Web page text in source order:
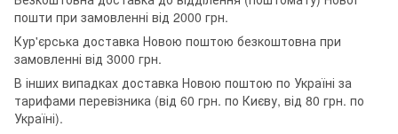
пошти при замовленні від 2000 грн.
Кур'єрська доставка Новою поштою безкоштовна при
замовленні від 3000 грн.
В інших випадках доставка Новою поштою по Україні за
тарифами перевізника (від 60 грн. по Києву, від 80 грн. по
Україні).